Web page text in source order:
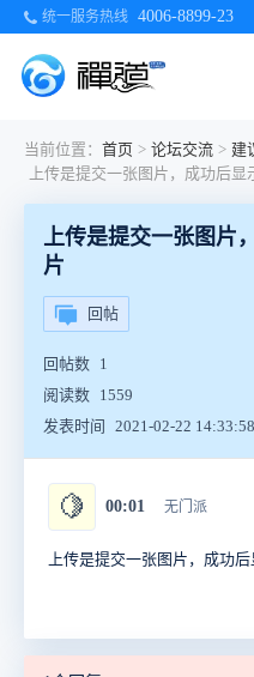
统一服务热线 4006-8899-23
当前位置： 首页 > 论坛交流 > 建
上传是提交一张图片
片
回帖
回帖数 1
阅读数 1559
发表时间
2021-02-22 14:33:58
🍋 00:01 无门派
上传是提交一张图片，成功